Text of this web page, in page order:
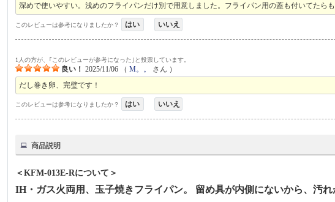
深めで使いやすい。浅めのフライパンだけ別で用意しました。フライパン用の蓋も付いてたら
このレビューは参考になりましたか？ はい いいえ
1人の方が、｢このレビューが参考になった｣と投票しています。
良い！ 2025/11/06 （M。。
さん ）
だし巻き卵、完璧です！
このレビューは参考になりましたか？ はい いいえ
商品説明
＜KFM-013E-Rについて＞
IH・ガス火両用、玉子焼きフライパン。 留め具が内側にないから、汚